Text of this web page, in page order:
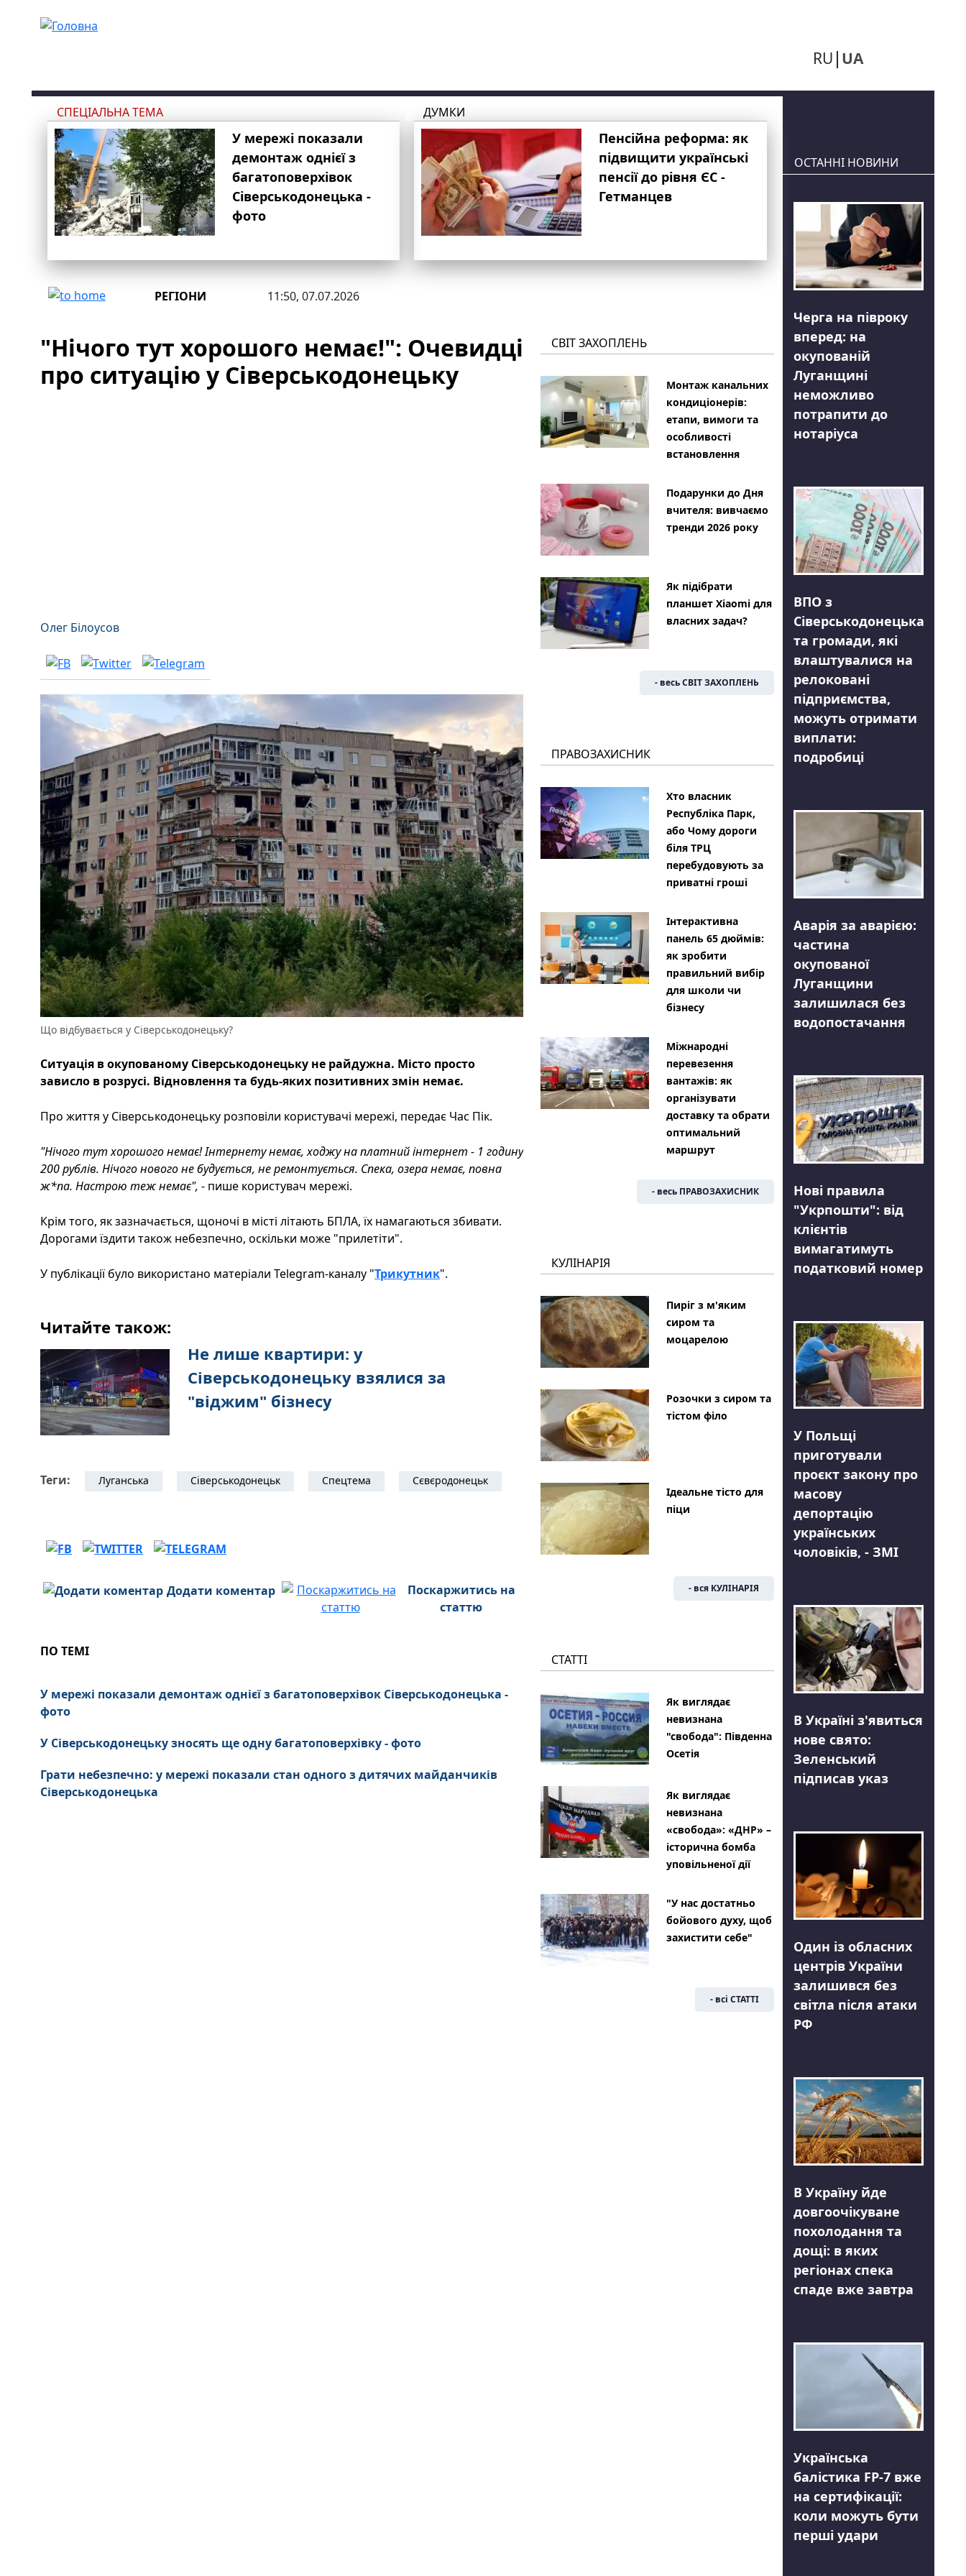
RU UA
СПЕЦІАЛЬНА ТЕМА
У мережі показали
демонтаж однієї з
багатоповерхівок
Сіверськодонецька -
фото
ДУМКИ
Пенсійна реформа: як
підвищити українські
пенсії до рівня ЄС -
Гетманцев
РЕГІОНИ 11:50, 07.07.2026
"Нічого тут хорошого немає!": Очевидці
про ситуацію у Сіверськодонецьку
Олег Білоусов
Що відбувається у Сіверськодонецьку?
Ситуація в окупованому Сіверськодонецьку не райдужна. Місто просто
зависло в розрусі. Відновлення та будь-яких позитивних змін немає.
Про життя у Сіверськодонецьку розповіли користувачі мережі, передає Час Пік.
"Нічого тут хорошого немає! Інтернету немає, ходжу на платний інтернет - 1 годину
200 рублів. Нічого нового не будується, не ремонтується. Спека, озера немає, повна
ж*па. Настрою теж немає", - пише користувач мережі.
Крім того, як зазначається, щоночі в місті літають БПЛА, їх намагаються збивати.
Дорогами їздити також небезпечно, оскільки може "прилетіти".
У публікації було використано матеріали Telegram-каналу "Трикутник".
Читайте також:
Не лише квартири: у
Сіверськодонецьку взялися за
"віджим" бізнесу
Теги: Луганська Сіверськодонецьк Спецтема Сєвєродонецьк
Додати коментар
Поскаржитись на
статтю
ПО ТЕМІ
У мережі показали демонтаж однієї з багатоповерхівок Сіверськодонецька -
фото
У Сіверськодонецьку зносять ще одну багатоповерхівку - фото
Грати небезпечно: у мережі показали стан одного з дитячих майданчиків
Сіверськодонецька
СВІТ ЗАХОПЛЕНЬ
Монтаж канальних
кондиціонерів:
етапи, вимоги та
особливості
встановлення
Подарунки до Дня
вчителя: вивчаємо
тренди 2026 року
Як підібрати
планшет Xiaomi для
власних задач?
- весь СВІТ ЗАХОПЛЕНЬ
ПРАВОЗАХИСНИК
Хто власник
Республіка Парк,
або Чому дороги
біля ТРЦ
перебудовують за
приватні гроші
Інтерактивна
панель 65 дюймів:
як зробити
правильний вибір
для школи чи
бізнесу
Міжнародні
перевезення
вантажів: як
організувати
доставку та обрати
оптимальний
маршрут
- весь ПРАВОЗАХИСНИК
КУЛІНАРІЯ
Пиріг з м'яким
сиром та
моцарелою
Розочки з сиром та
тістом філо
Ідеальне тісто для
піци
- вся КУЛІНАРІЯ
СТАТТІ
Як виглядає
невизнана
"свобода": Південна
Осетія
Як виглядає
невизнана
«свобода»: «ДНР» –
історична бомба
уповільненої дії
"У нас достатньо
бойового духу, щоб
захистити себе"
- всі СТАТТІ
ОСТАННІ НОВИНИ
Черга на півроку
вперед: на
окупованій
Луганщині
неможливо
потрапити до
нотаріуса
ВПО з
Сіверськодонецька
та громади, які
влаштувалися на
релоковані
підприємства,
можуть отримати
виплати:
подробиці
Аварія за аварією:
частина
окупованої
Луганщини
залишилася без
водопостачання
Нові правила
"Укрпошти": від
клієнтів
вимагатимуть
податковий номер
У Польщі
приготували
проєкт закону про
масову
депортацію
українських
чоловіків, - ЗМІ
В Україні з'явиться
нове свято:
Зеленський
підписав указ
Один із обласних
центрів України
залишився без
світла після атаки
РФ
В Україну йде
довгоочікуване
похолодання та
дощі: в яких
регіонах спека
спаде вже завтра
Українська
балістика FP-7 вже
на сертифікації:
коли можуть бути
перші удари